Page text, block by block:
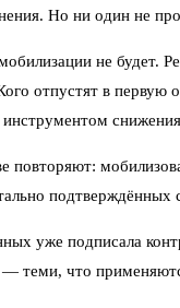
Но ни один не
не будет.
отпустят в
повторяют:
подтверждённых
уже подписала
теми, что